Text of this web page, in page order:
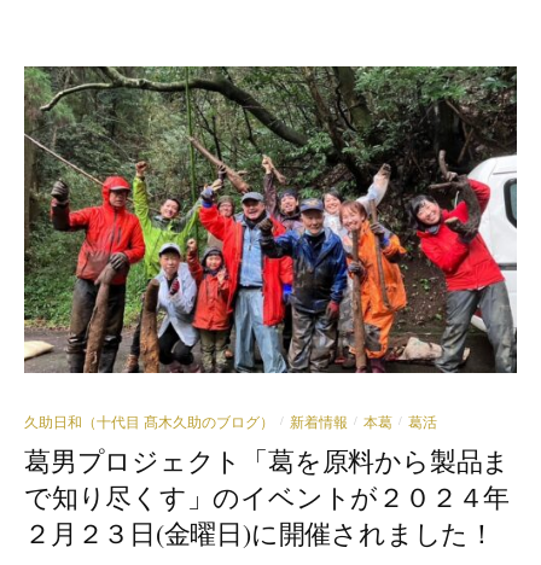
久助日和（十代目 髙木久助のブログ） / 新着情報 / 本葛 / 葛活
葛男プロジェクト「葛を原料から製品ま
で知り尽くす」のイベントが２０２４年
２月２３日(金曜日)に開催されました！